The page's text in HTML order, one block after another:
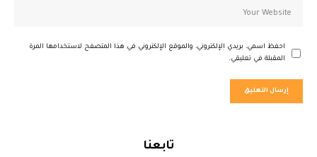
احفظ اسمي، بريدي الإلكتروني، والموقع الإلكتروني في هذا المتصفح لاستخدامها المرة
المقبلة في تعليقي.
تابعنا